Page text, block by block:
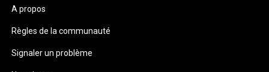
A propos
Règles de la communauté
Signaler un problème